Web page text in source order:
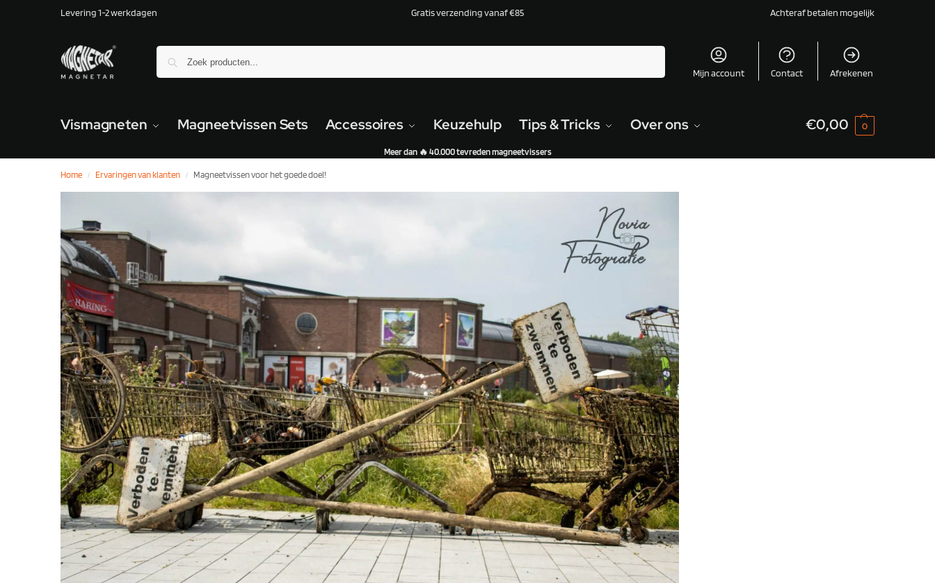
Levering 1-2 werkdagen Gratis verzending vanaf €85 Achteraf betalen mogelijk
Mijn account Contact Afrekenen
Vismagneten Magneetvissen Sets Accessoires Keuzehulp Tips & Tricks Over ons €0,00 0
Meer dan 🔥 40.000 tevreden magneetvissers
Home / Ervaringen van klanten / Magneetvissen voor het goede doel!